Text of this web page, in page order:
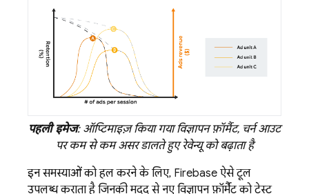
पहली इमेज: ऑप्टिमाइज़ किया गया विज्ञापन फ़ॉर्मैट, चर्न आउट
पर कम से कम असर डालते हुए रेवेन्यू को बढ़ाता है
इन समस्याओं को हल करने के लिए, Firebase ऐसे टूल
उपलब्ध कराता है जिनकी मदद से नए विज्ञापन फ़ॉर्मैट को टेस्ट